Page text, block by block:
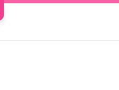
le cookie